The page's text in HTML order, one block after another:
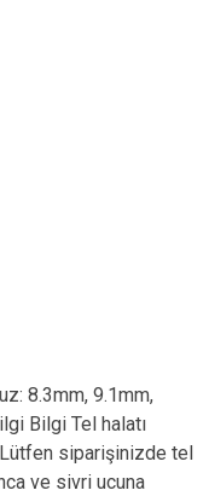
8.3mm, 9.1mm,
Bilgi Tel halatı
siparişinizde tel
ve sivri ucuna